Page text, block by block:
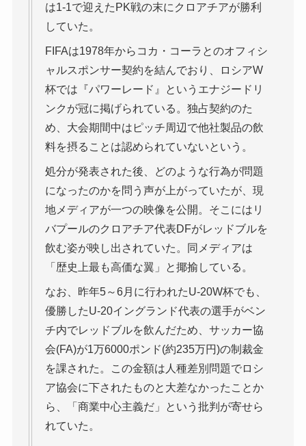
は1-1で迎えたPK戦の末にクロアチアが勝利
していた。
FIFAは1978年からコカ・コーラとのオフィシ
ャルスポンサー契約を結んでおり、ロシアW
杯では『パワーレード』というエナジードリ
ンクが冠に掲げられている。独占契約のた
め、大会期間中はピッチ周辺で他社製品の飲
料を摂ることは認められていないという。
処分が発表された後、どのような行為が問題
になったのかを問う声が上がっていたが、現
地メディアが一つの映像を公開。そこにはリ
バプールのクロアチア代表DFがレッドブルを
飲む姿が映し出されていた。同メディアは
「歴史上最も高価な翼」と揶揄している。
なお、昨年5～6月に行われたU-20W杯でも、
優勝したU-20イングランド代表の選手がベン
チ内でレッドブルを飲んだため、サッカー協
会(FA)が1万6000ポンド(約235万円)の制裁金
を課された。この金額は人種差別問題でロシ
ア協会に下されたものと大差なかったことか
ら、「商業中心主義だ」という批判が寄せら
れていた。